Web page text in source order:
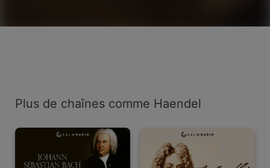
Plus de chaînes comme Haendel